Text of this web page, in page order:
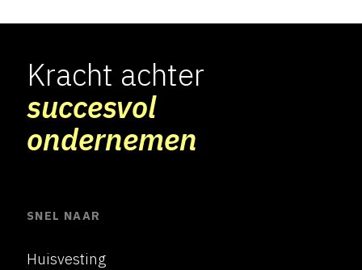
Kracht achter
succesvol
ondernemen
SNEL NAAR
Huisvesting